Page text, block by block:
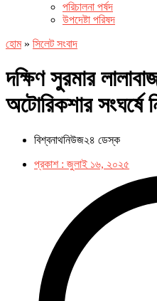
পরিচালনা পর্ষদ
উপদেষ্টা পরিষদ
হোম» সিলেট সংবাদ
দক্ষিণ সুরমার
অটোরিকশার
বিশ্বনাথনিউজ২৪ ডেস্ক
প্রকাশ : জুলাই ১৬, ২০২৫